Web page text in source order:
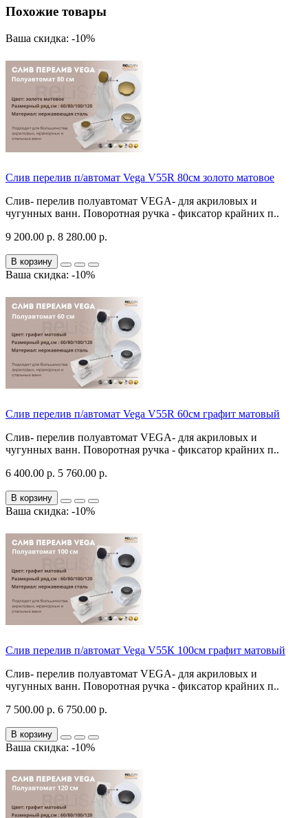
Похожие товары
Ваша скидка: -10%
Слив перелив п/автомат Vega V55R 80см золото матовое
Слив- перелив полуавтомат VEGA- для акриловых и
чугунных ванн. Поворотная ручка - фиксатор крайних п..
9 200.00 р. 8 280.00 р.
В корзину
Ваша скидка: -10%
Слив перелив п/автомат Vega V55R 60см графит матовый
Слив- перелив полуавтомат VEGA- для акриловых и
чугунных ванн. Поворотная ручка - фиксатор крайних п..
6 400.00 р. 5 760.00 р.
В корзину
Ваша скидка: -10%
Слив перелив п/автомат Vega V55К 100см графит матовый
Слив- перелив полуавтомат VEGA- для акриловых и
чугунных ванн. Поворотная ручка - фиксатор крайних п..
7 500.00 р. 6 750.00 р.
В корзину
Ваша скидка: -10%